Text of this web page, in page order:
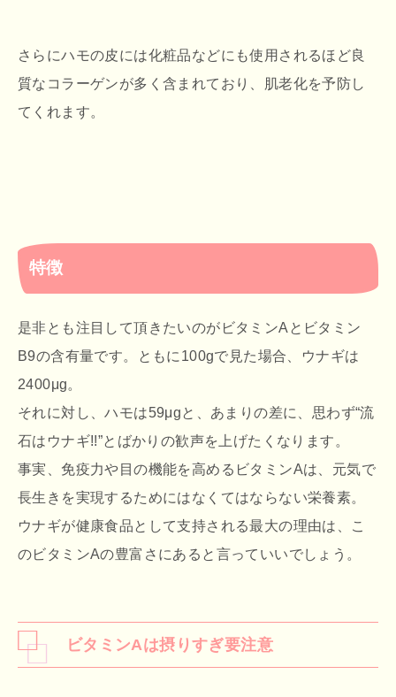
さらにハモの皮には化粧品などにも使用されるほど良
質なコラーゲンが多く含まれており、肌老化を予防し
てくれます。
特徴
是非とも注目して頂きたいのがビタミンAとビタミン
B9の含有量です。ともに100gで見た場合、ウナギは
2400μg。
それに対し、ハモは59μgと、あまりの差に、思わず“流
石はウナギ!!”とばかりの歓声を上げたくなります。
事実、免疫力や目の機能を高めるビタミンAは、元気で
長生きを実現するためにはなくてはならない栄養素。
ウナギが健康食品として支持される最大の理由は、こ
のビタミンAの豊富さにあると言っていいでしょう。
ビタミンAは摂りすぎ要注意